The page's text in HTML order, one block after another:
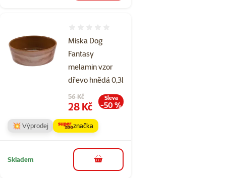
Miska Dog
Fantasy
melamin vzor
dřevo hnědá 0,3l
Původní cena
56 Kč
Cena
28 Kč
Sleva
-50 %
💥 Výprodej značka
Skladem do košíku